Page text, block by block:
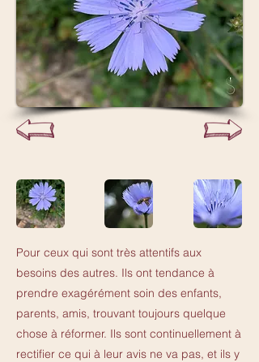
Pour ceux qui sont très attentifs aux
besoins des autres. Ils ont tendance à
prendre exagérément soin des enfants,
parents, amis, trouvant toujours quelque
chose à réformer. Ils sont continuellement à
rectifier ce qui à leur avis ne va pas, et ils y